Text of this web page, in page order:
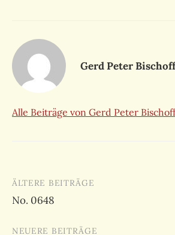
Gerd Peter Bischoff
Alle Beiträge von Gerd Peter
Beitragsnavigation
ÄLTERE BEITRÄGE
No. 0648
NEUERE BEITRÄGE